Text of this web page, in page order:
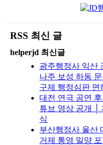
RSS 최신 글
helperjd 최신글
광주행정사 익산
나주 보성 하동
구제 행정심판 면
대전 연극 공연
튜브 영상 공개 │
식
부산행정사 울산
거제 통영 밀양